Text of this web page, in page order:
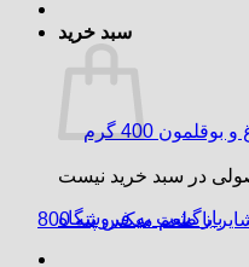
سبد خرید
بازگشت به فروشگاه
400 گرم